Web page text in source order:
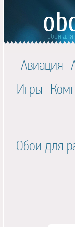
Авиация
Игры
Обои для